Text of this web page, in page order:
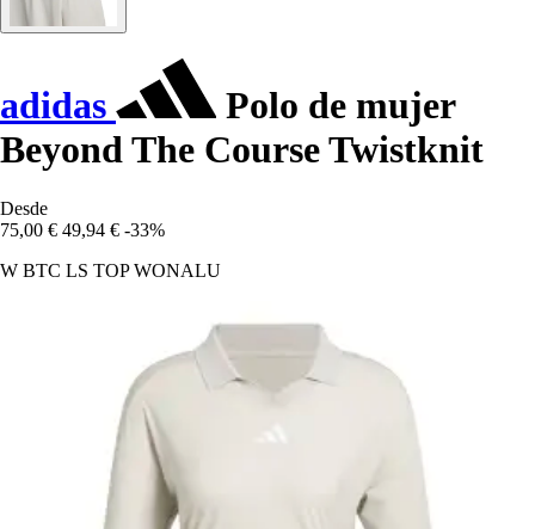
adidas
Polo de mujer
Beyond The Course Twistknit
Desde
75,00 € 49,94 € -33%
W BTC LS TOP WONALU